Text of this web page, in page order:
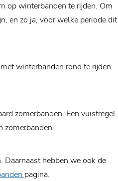
op winterbanden te rijden. Om
en zo ja, voor welke periode dit
winterbanden rond te rijden.
zomerbanden. Een vuistregel
zomerbanden.
Daarnaast hebben we ook de
pagina.